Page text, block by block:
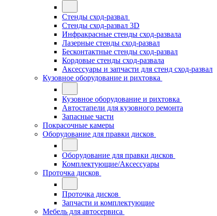
Стенды сход-развал
Стенды сход-развал 3D
Инфракрасные стенды сход-развала
Лазерные стенды сход-развал
Бесконтактные стенды сход-развал
Кордовые стенды сход-развала
Аксессуары и запчасти для стенд сход-развал
Кузовное оборудование и рихтовка
Кузовное оборудование и рихтовка
Автостапели для кузовного ремонта
Запасные части
Покрасочные камеры
Оборудование для правки дисков
Оборудование для правки дисков
Комплектующие/Аксессуары
Проточка дисков
Проточка дисков
Запчасти и комплектующие
Мебель для автосервиса